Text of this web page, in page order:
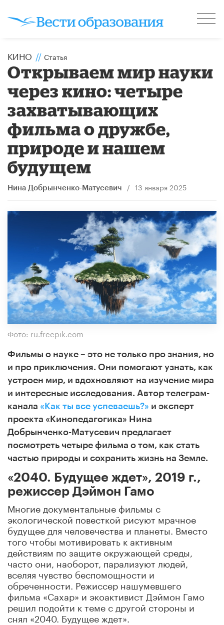
КИНО // Статья
Открываем мир науки
через кино: четыре
захватывающих
фильма о дружбе,
природе и нашем
будущем
Нина Добрынченко-Матусевич / 13 января 2025
Фото: ru.freepik.com
Фильмы о науке – это не только про знания, но
и про приключения. Они помогают узнать, как
устроен мир, и вдохновляют на изучение мира
и интересные исследования. Автор телеграм-
канала «Как ты все успеваешь?» и эксперт
проекта «Кинопедагогика» Нина
Добрынченко-Матусевич предлагает
посмотреть четыре фильма о том, как стать
частью природы и сохранить жизнь на Земле.
«2040. Будущее ждет», 2019 г.,
режиссер Дэймон Гамо
Многие документальные фильмы с
экологической повесткой рисуют мрачное
будущее для человечества и планеты. Вместо
того чтобы мотивировать к активным
действиям по защите окружающей среды,
часто они, наоборот, парализуют людей,
вселяя чувство беспомощности и
обреченности. Режиссер нашумевшего
фильма «Сахар» и экоактивист Дэймон Гамо
решил подойти к теме с другой стороны и
снял «2040. Будущее ждет».